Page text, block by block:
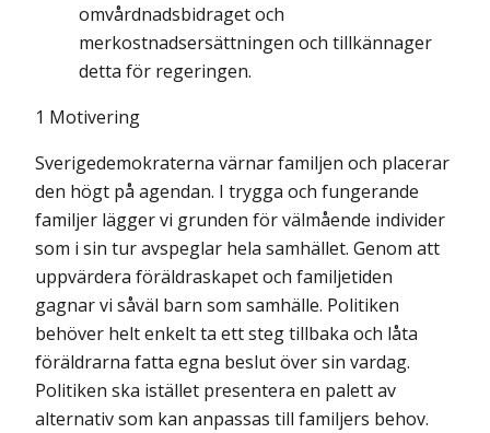
omvårdnadsbidraget och
merkostnadsersättningen och tillkännager
detta för regeringen.
1 Motivering
Sverigedemokraterna värnar familjen och placerar
den högt på agendan. I trygga och fungerande
familjer lägger vi grunden för välmående individer
som i sin tur avspeglar hela samhället. Genom att
uppvärdera föräldraskapet och familjetiden
gagnar vi såväl barn som samhälle. Politiken
behöver helt enkelt ta ett steg tillbaka och låta
föräldrarna fatta egna beslut över sin vardag.
Politiken ska istället presentera en palett av
alternativ som kan anpassas till familjers behov.